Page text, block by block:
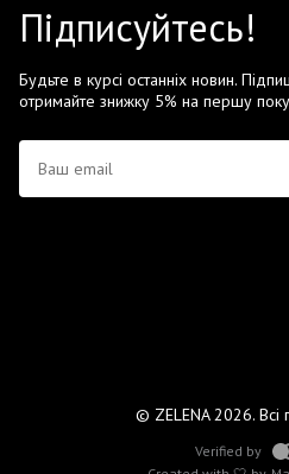
Підписуйтесь!
Будьте в курсі останніх новин.
отримайте знижку 5% на першу
© ZELENA 2026. Всі
Verified by